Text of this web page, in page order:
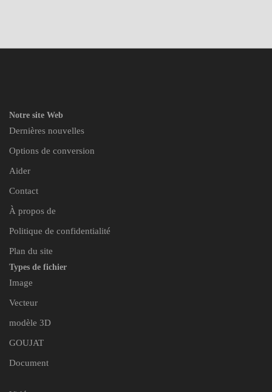
Notre site Web
Dernières nouvelles
Options de conversion
Aider
Contact
À propos de
Politique de confidentialité
Plan du site
Types de fichier
Image
Vecteur
modèle 3D
GOUJAT
Document